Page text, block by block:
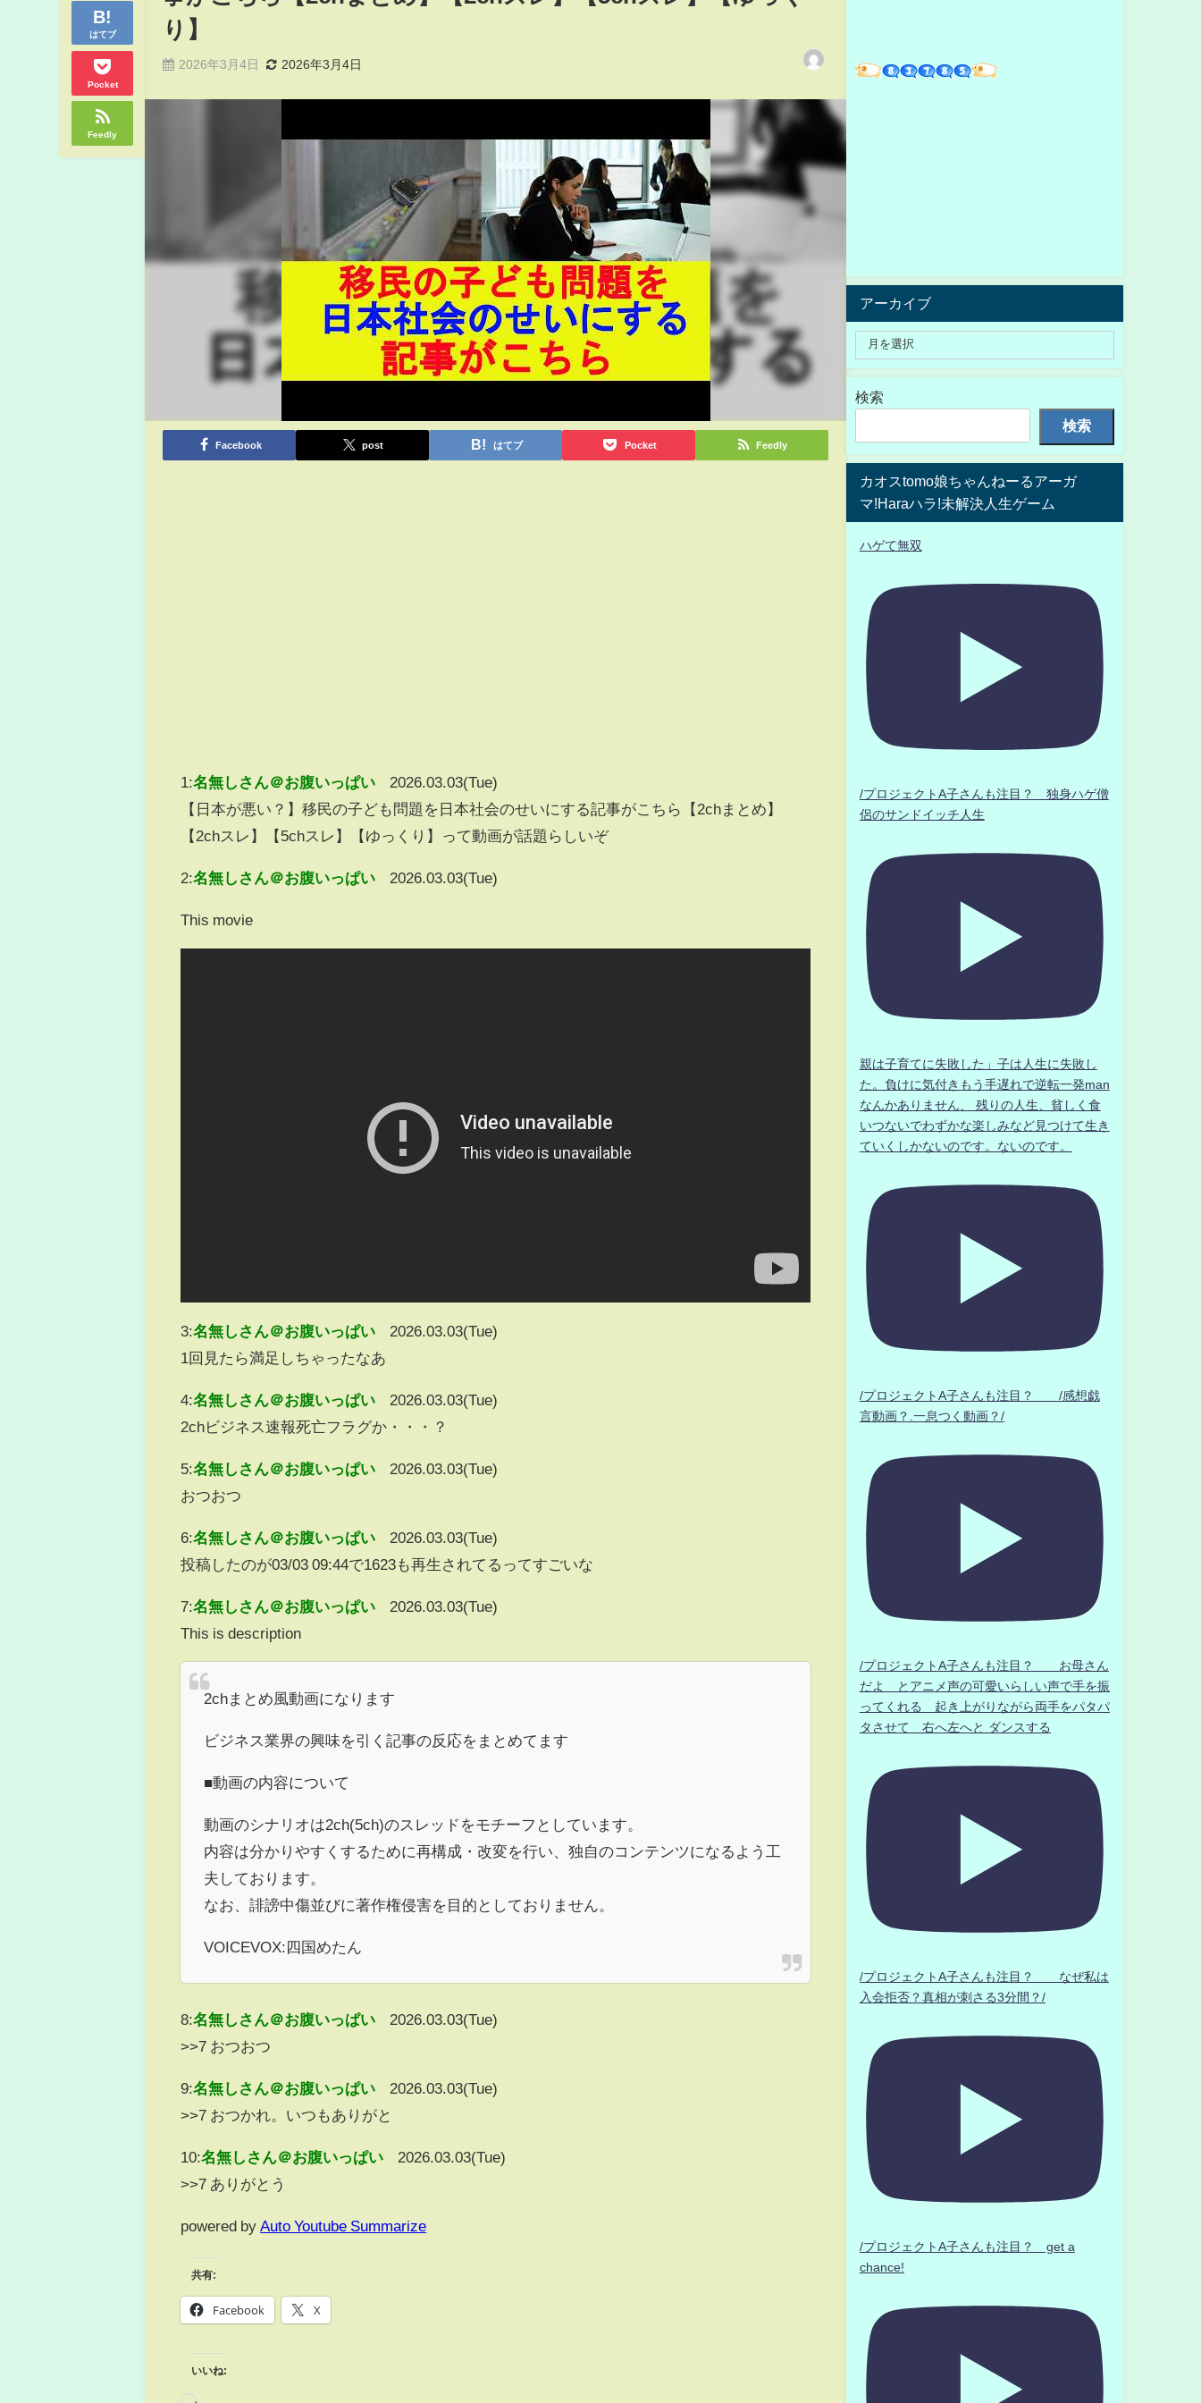
はてブ
Pocket
Feedly
り】
2026年3月4日 2026年3月4日
Facebook post はてブ Pocket Feedly
1:名無しさん＠お腹いっぱい
2026.03.03(Tue)
【日本が悪い？】移民の子ども問題を日本社会のせいにする記事がこちら【2chまとめ】
【2chスレ】【5chスレ】【ゆっくり】って動画が話題らしいぞ
2:名無しさん＠お腹いっぱい 2026.03.03(Tue)
This movie
3:名無しさん＠お腹いっぱい
2026.03.03(Tue)
1回見たら満足しちゃったなあ
4:名無しさん＠お腹いっぱい
2026.03.03(Tue)
2chビジネス速報死亡フラグか・・・？
5:名無しさん＠お腹いっぱい
2026.03.03(Tue)
おつおつ
6:名無しさん＠お腹いっぱい
2026.03.03(Tue)
投稿したのが03/03 09:44で1623も再生されてるってすごいな
7:名無しさん＠お腹いっぱい
2026.03.03(Tue)
This is description
2chまとめ風動画になります
ビジネス業界の興味を引く記事の反応をまとめてます
■動画の内容について
動画のシナリオは2ch(5ch)のスレッドをモチーフとしています。
内容は分かりやすくするために再構成・改変を行い、独自のコンテンツになるよう工
夫しております。
なお、誹謗中傷並びに著作権侵害を目的としておりません。
VOICEVOX:四国めたん
8:名無しさん＠お腹いっぱい
2026.03.03(Tue)
>>7 おつおつ
9:名無しさん＠お腹いっぱい
2026.03.03(Tue)
>>7 おつかれ。いつもありがと
10:名無しさん＠お腹いっぱい
2026.03.03(Tue)
>>7 ありがとう
powered by Auto Youtube Summarize
共有:
Facebook X
いいね:
アーカイブ
検索
検索
カオスtomo娘ちゃんねーるアーガ
マ!Haraハラ!未解決人生ゲーム
ハゲて無双
/プロジェクトA子さんも注目？ 独身ハゲ僧
侶のサンドイッチ人生
親は子育てに失敗した」子は人生に失敗し
た。負けに気付きもう手遅れで逆転一発man
なんかありません、 残りの人生、貧しく食
いつないでわずかな楽しみなど見つけて生き
ていくしかないのです。ないのです。
/プロジェクトA子さんも注目？ /感想戯
言動画？.一息つく動画？/
/プロジェクトA子さんも注目？ お母さん
だよ とアニメ声の可愛いらしい声で手を振
ってくれる 起き上がりながら両手をパタパ
タさせて 右へ左へと ダンスする
/プロジェクトA子さんも注目？ なぜ私は
入会拒否？真相が刺さる3分間？/
/プロジェクトA子さんも注目？ get a
chance!